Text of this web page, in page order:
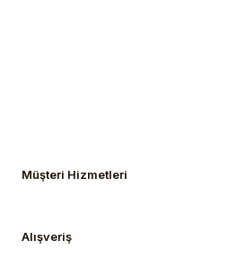
Müşteri Hizmetleri
Alışveriş